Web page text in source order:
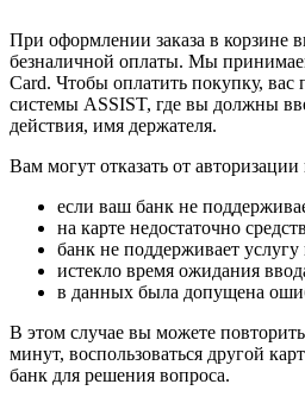
При оформлении заказа в корзине
безналичной оплаты. Мы
Card. Чтобы оплатить покупку, вас
системы ASSIST, где вы должны
действия, имя держателя.
Вам могут отказать от авторизации
если ваш банк не
на карте недостаточно
банк не поддерживает
истекло время ожидания
в данных была допущена
В этом случае вы можете
минут, воспользоваться другой
банк для решения вопроса.